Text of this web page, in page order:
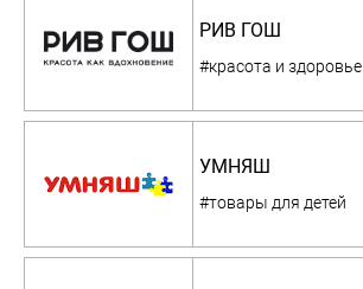
РИВ ГОШ
#красота и здоровье
УМНЯШ
#товары для детей